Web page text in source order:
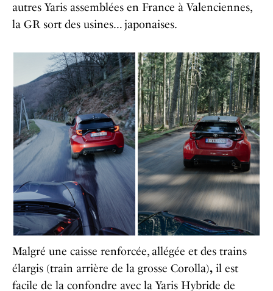
autres Yaris assemblées en France à Valenciennes,
la GR sort des usines… japonaises.
Malgré une caisse renforcée, allégée et des trains
élargis (train arrière de la grosse Corolla), il est
facile de la confondre avec la Yaris Hybride de